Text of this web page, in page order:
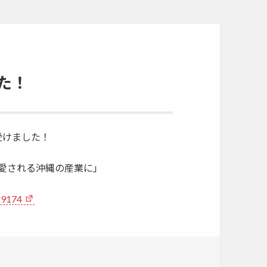
！
ました！
れる沖縄の産業に」